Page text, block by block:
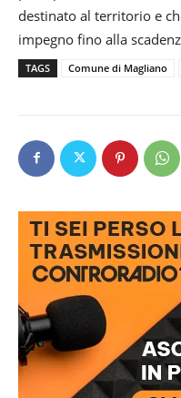
destinato al territorio e
impegno fino alla
TAGS Comune di Magliano